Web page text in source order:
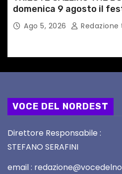
domenica 9 agosto il
dedicato a Springsteen
Ago 5, 2026 Redazione
VOCE DEL NORDEST
Direttore Responsabile :
STEFANO SERAFINI
email :